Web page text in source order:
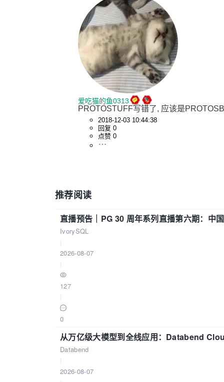
爱吃猫的鱼0313
PROTOSTUFF写错了, 应该是
2018-12-03 10:44:38
回复 0
点赞 0
推荐阅读
直播预告｜PG 30 周年系列直播第六期：
IvorySQL
2026-08-07
127
0
从万亿级大模型到全线应用：Databend
Databend
2026-08-07